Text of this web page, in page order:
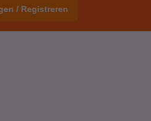
/ Registreren